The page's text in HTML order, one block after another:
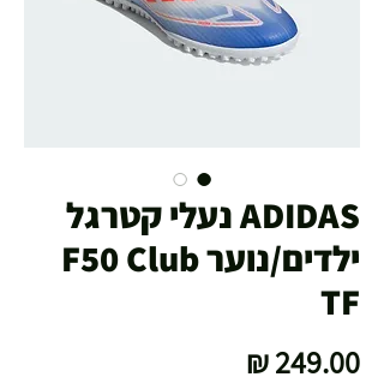
ADIDAS נעלי קטרגל
ילדים/נוער F50 Club
TF